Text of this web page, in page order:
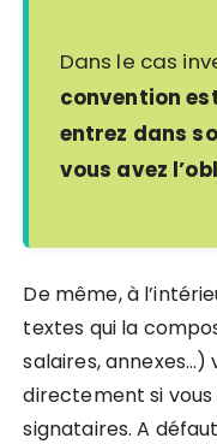
Dans le cas
convention
entrez dans
vous avez
De même,à
textes qui la
salaires,
directement si vous
signataires. A